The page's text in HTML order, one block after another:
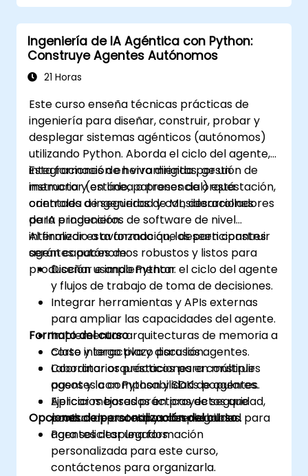
Ingeniería de IA Agéntica con Python:
Construye Agentes Autónomos
21 Horas
Este curso enseña técnicas prácticas de
ingeniería para diseñar, construir, probar y
desplegar sistemas agénticos (autónomos)
utilizando Python. Aborda el ciclo del agente,
integraciones de herramientas, gestión de
memoria y estado, patrones de orquestación,
controles de seguridad y consideraciones
para producción.
Esta formación en vivo dirigida por un
instructor (en línea o presencial) está
orientada a ingenieros de ML, desarrolladores
de IA e ingenieros de software de nivel
intermedio a avanzado que deseen construir
agentes autónomos robustos y listos para
producción usando Python.
Al finalizar esta formación, los participantes
serán capaces de:
Diseñar e implementar el ciclo del agente
y flujos de trabajo de toma de decisiones.
Integrar herramientas y APIs externas
para ampliar las capacidades del agente.
Implementar arquitecturas de memoria a
corto y largo plazo para los agentes.
Coordinar orquestaciones en múltiples
pasos y la composabilidad de agentes.
Aplicar mejores prácticas de seguridad,
control de acceso y observabilidad para
agentes desplegados.
Formato del curso
Clase interactiva y discusión.
Laboratorios prácticos para construir
agentes con Python y SDKs populares.
Ejercicios basados en proyectos que
producen prototipos desplegables.
Opciones de personalización del curso
Para solicitar una formación
personalizada para este curso,
contáctenos para organizarla.